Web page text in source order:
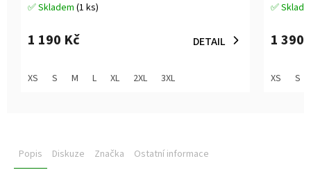
Průměrné
produktu
je
z
✅ Skladem (1 ks)
1 190 Kč DETAIL
XS S M L XL 2XL 3XL
Průměrné
produktu
je
z
✅
1 390
XS S
Popis Diskuze Značka Ostatní informace